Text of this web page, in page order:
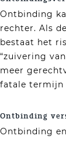
Ontbinding
rechter. Als
bestaat het
“zuivering
meer
fatale termijn
Ontbinding
Ontbinding